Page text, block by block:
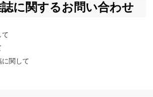
に関するお問い合わせ
て
関して